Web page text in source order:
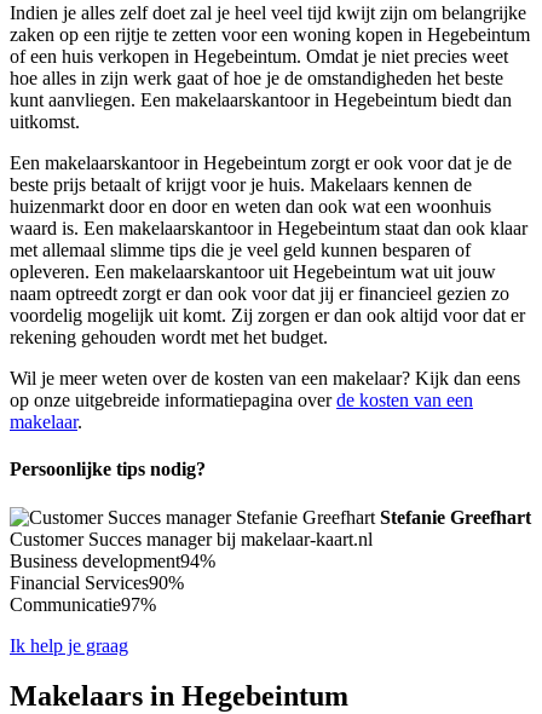
Indien je alles zelf doet zal je heel veel tijd kwijt zijn om belangrijke
zaken op een rijtje te zetten voor een woning kopen in Hegebeintum
of een huis verkopen in Hegebeintum. Omdat je niet precies weet
hoe alles in zijn werk gaat of hoe je de omstandigheden het beste
kunt aanvliegen. Een makelaarskantoor in Hegebeintum biedt dan
uitkomst.
Een makelaarskantoor in Hegebeintum zorgt er ook voor dat je de
beste prijs betaalt of krijgt voor je huis. Makelaars kennen de
huizenmarkt door en door en weten dan ook wat een woonhuis
waard is. Een makelaarskantoor in Hegebeintum staat dan ook klaar
met allemaal slimme tips die je veel geld kunnen besparen of
opleveren. Een makelaarskantoor uit Hegebeintum wat uit jouw
naam optreedt zorgt er dan ook voor dat jij er financieel gezien zo
voordelig mogelijk uit komt. Zij zorgen er dan ook altijd voor dat er
rekening gehouden wordt met het budget.
Wil je meer weten over de kosten van een makelaar? Kijk dan eens
op onze uitgebreide informatiepagina overde kosten van een
makelaar.
Persoonlijke tips nodig?
Stefanie Greefhart
Customer Succes manager bij makelaar-kaart.nl
Business development94%
Financial Services90%
Communicatie97%
Ik help je graag
Makelaars in Hegebeintum